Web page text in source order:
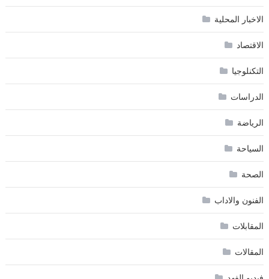
الاخبار المحلية
الاقتصاد
التكنلوجيا
الدراسات
الرياضة
السياحة
الصحة
الفنون والاداب
المقابلات
المقالات